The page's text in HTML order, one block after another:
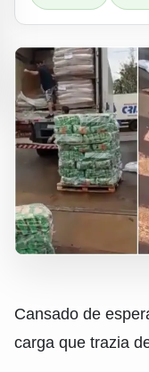
Cansado de
carga que trazia